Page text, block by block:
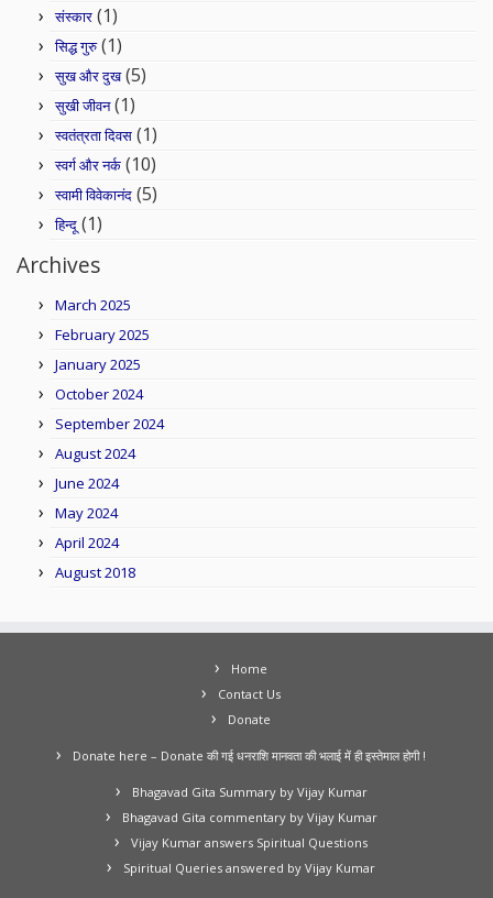
संस्कार (1)
सिद्ध गुरु(1)
सुख और दुख(5)
सुखी जीवन(1)
स्वतंत्रता दिवस (1)
स्वर्ग और नर्क (10)
स्वामी विवेकानंद (5)
हिन्दू (1)
Archives
March 2025
February 2025
January 2025
October 2024
September 2024
August 2024
June 2024
May 2024
April 2024
August 2018
Home
Contact Us
Donate
Donate here – Donate की गई धनराशि मानवता की भलाई में ही इस्तेमाल होगी !
Bhagavad Gita Summary by Vijay Kumar
Bhagavad Gita commentary by Vijay Kumar
Vijay Kumar answers Spiritual Questions
Spiritual Queries answered by Vijay Kumar